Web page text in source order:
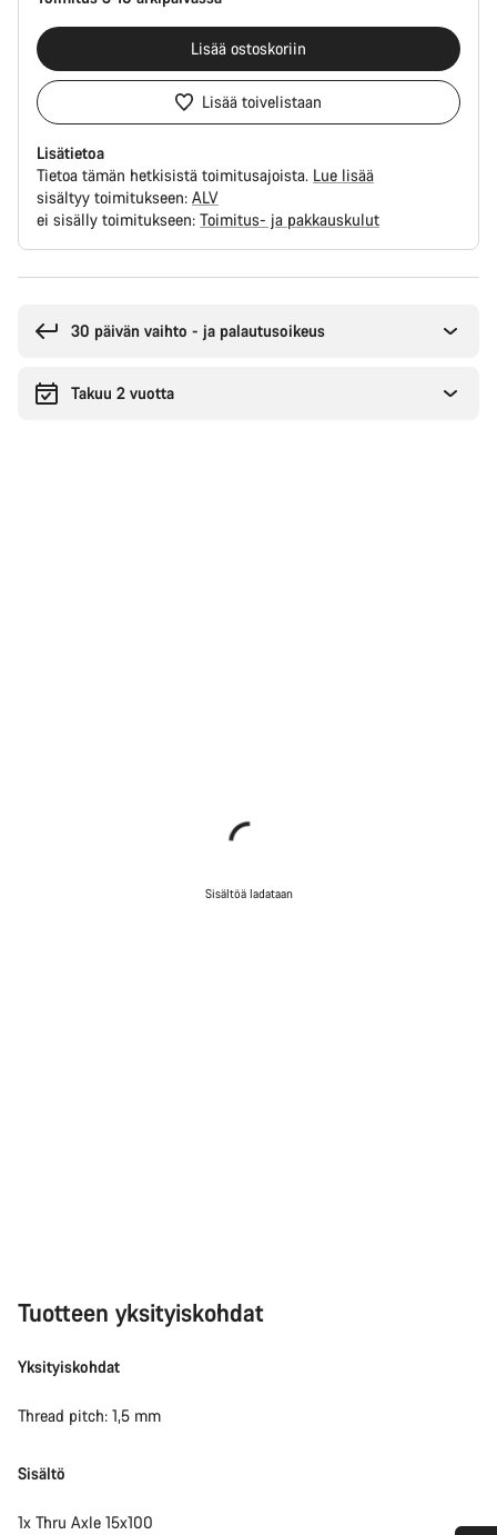
Lisää ostoskoriin
Lisää toivelistaan
Lisätietoa
Tietoa tämän hetkisistä toimitusajoista. Lue lisää
sisältyy toimitukseen: ALV
ei sisälly toimitukseen: Toimitus- ja pakkauskulut
30 päivän vaihto - ja palautusoikeus
Takuu 2 vuotta
Sisältöä ladataan
Tuotteen yksityiskohdat
Yksityiskohdat
Thread pitch: 1,5 mm
Sisältö
1x Thru Axle 15x100